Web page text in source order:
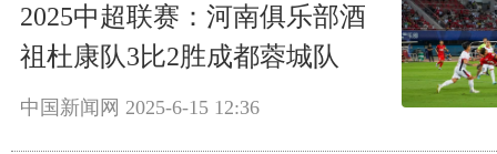
2025中超联赛：河南俱乐部酒
祖杜康队3比2胜成都蓉城队
中国新闻网 2025-6-15 12:36